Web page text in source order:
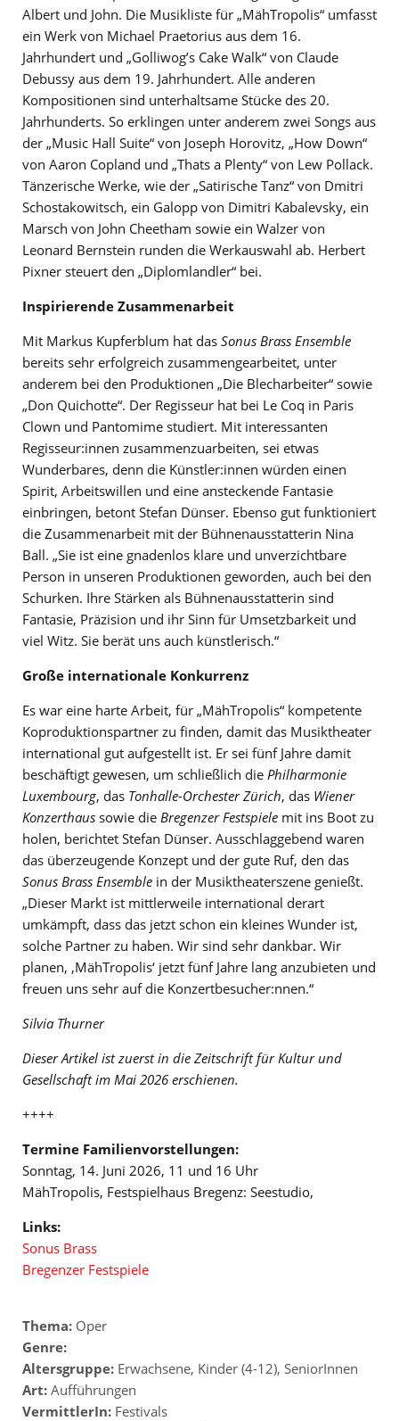
Albert und John. Die Musikliste für „MähTropolis“ umfasst
ein Werk von Michael Praetorius aus dem 16.
Jahrhundert und „Golliwog’s Cake Walk“ von Claude
Debussy aus dem 19. Jahrhundert. Alle anderen
Kompositionen sind unterhaltsame Stücke des 20.
Jahrhunderts. So erklingen unter anderem zwei Songs aus
der „Music Hall Suite“ von Joseph Horovitz, „How Down“
von Aaron Copland und „Thats a Plenty“ von Lew Pollack.
Tänzerische Werke, wie der „Satirische Tanz“ von Dmitri
Schostakowitsch, ein Galopp von Dimitri Kabalevsky, ein
Marsch von John Cheetham sowie ein Walzer von
Leonard Bernstein runden die Werkauswahl ab. Herbert
Pixner steuert den „Diplomlandler“ bei.
Inspirierende Zusammenarbeit
Mit Markus Kupferblum hat das Sonus Brass Ensemble
bereits sehr erfolgreich zusammengearbeitet, unter
anderem bei den Produktionen „Die Blecharbeiter“ sowie
„Don Quichotte“. Der Regisseur hat bei Le Coq in Paris
Clown und Pantomime studiert. Mit interessanten
Regisseur:innen zusammenzuarbeiten, sei etwas
Wunderbares, denn die Künstler:innen würden einen
Spirit, Arbeitswillen und eine ansteckende Fantasie
einbringen, betont Stefan Dünser. Ebenso gut funktioniert
die Zusammenarbeit mit der Bühnenausstatterin Nina
Ball. „Sie ist eine gnadenlos klare und unverzichtbare
Person in unseren Produktionen geworden, auch bei den
Schurken. Ihre Stärken als Bühnenausstatterin sind
Fantasie, Präzision und ihr Sinn für Umsetzbarkeit und
viel Witz. Sie berät uns auch künstlerisch.“
Große internationale Konkurrenz
Es war eine harte Arbeit, für „MähTropolis“ kompetente
Koproduktionspartner zu finden, damit das Musiktheater
international gut aufgestellt ist. Er sei fünf Jahre damit
beschäftigt gewesen, um schließlich die Philharmonie
Luxembourg, das Tonhalle-Orchester Zürich, das Wiener
Konzerthaus sowie die Bregenzer Festspiele mit ins Boot zu
holen, berichtet Stefan Dünser. Ausschlaggebend waren
das überzeugende Konzept und der gute Ruf, den das
Sonus Brass Ensemble in der Musiktheaterszene genießt.
„Dieser Markt ist mittlerweile international derart
umkämpft, dass das jetzt schon ein kleines Wunder ist,
solche Partner zu haben. Wir sind sehr dankbar. Wir
planen, ‚MähTropolis‘ jetzt fünf Jahre lang anzubieten und
freuen uns sehr auf die Konzertbesucher:nnen.“
Silvia Thurner
Dieser Artikel ist zuerst in die Zeitschrift für Kultur und
Gesellschaft im Mai 2026 erschienen.
++++
Termine Familienvorstellungen:
Sonntag, 14. Juni 2026, 11 und 16 Uhr
MähTropolis, Festspielhaus Bregenz: Seestudio,
Links:
Sonus Brass
Bregenzer Festspiele
Thema: Oper
Genre:
Altersgruppe: Erwachsene, Kinder (4-12), SeniorInnen
Art: Aufführungen
VermittlerIn: Festivals